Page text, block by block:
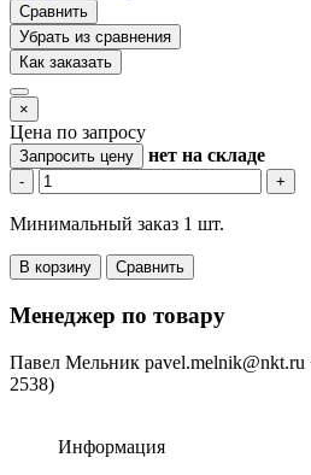
Сравнить
Убрать из сравнения
Как заказать
×
Цена по запросу
Запросить цену нет на складе
- +
Минимальный заказ 1 шт.
В корзину Сравнить
Менеджер по товару
Павел Мельник pavel.melnik@nkt.ru
2538)
Информация